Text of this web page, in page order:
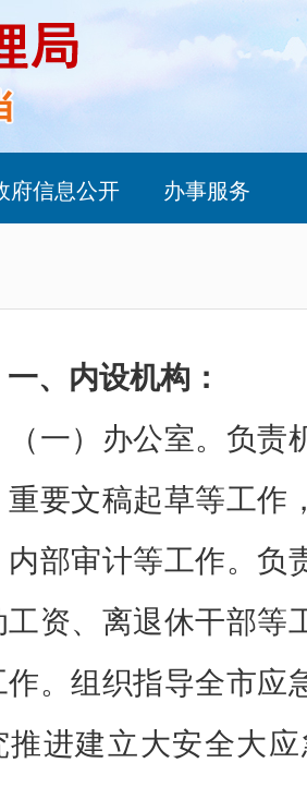
府信息公开 办事服务
一、内设机构：
（一）办公室。负
重要文稿起草等工作
内部审计等工作。负
工资、离退休干部等
作。组织指导全市应
推进建立大安全大